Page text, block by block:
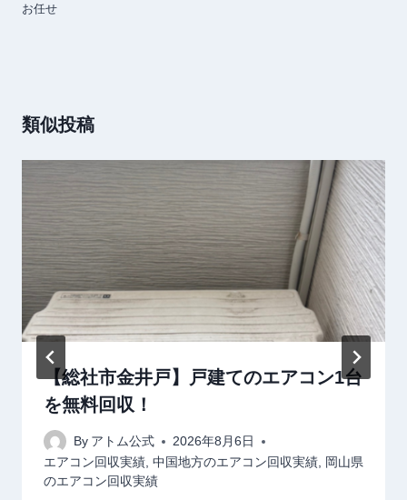
ビ
ョ
お任せ
類似投稿
【総社市金井戸】戸建てのエアコン1台
を無料回収！
By アトム公式
2026年8月6日
エアコン回収実績, 中国地方のエアコン回収実績, 岡山県
のエアコン回収実績